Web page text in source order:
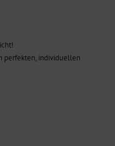
perfekten, individuellen